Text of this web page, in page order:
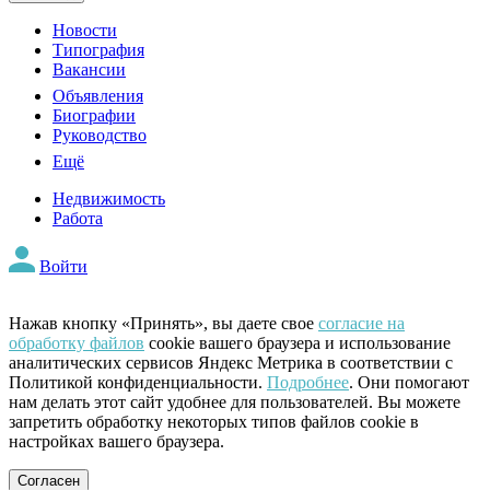
Новости
Типография
Вакансии
Объявления
Биографии
Руководство
Ещё
Недвижимость
Работа
Войти
Нажав кнопку «Принять», вы даете свое согласие на
обработку файлов cookie вашего браузера и использование
аналитических сервисов Яндекс Метрика в соответствии с
Политикой конфиденциальности. Подробнее. Они помогают
нам делать этот сайт удобнее для пользователей. Вы можете
запретить обработку некоторых типов файлов cookie в
настройках вашего браузера.
Согласен